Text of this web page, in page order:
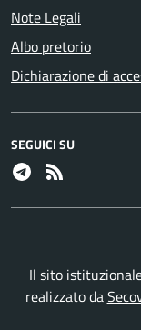
Note Legali
Albo pretorio
Dichiarazione di
SEGUICI SU
Telegram
Il sito
realizzato da